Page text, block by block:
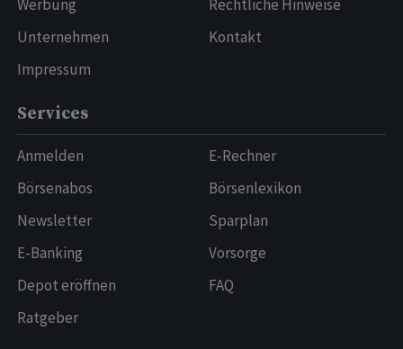
Werbung
Unternehmen
Impressum
Rechtliche Hinweise
Kontakt
Services
Anmelden
Börsenabos
Newsletter
E-Banking
Depot eröffnen
Ratgeber
E-Rechner
Börsenlexikon
Sparplan
Vorsorge
FAQ